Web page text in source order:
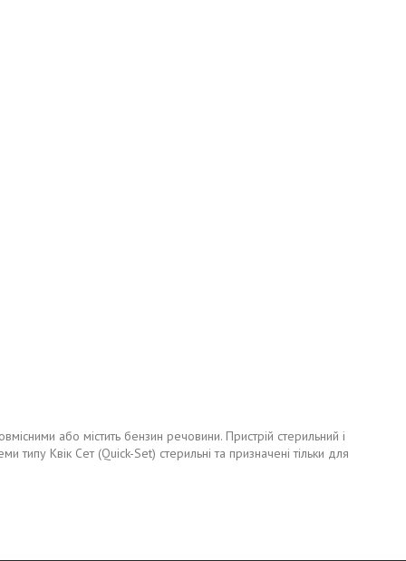
або містить бензин речовини. Пристрій стерильний і
Квік Сет (Quick-Set) стерильні та призначені тільки для